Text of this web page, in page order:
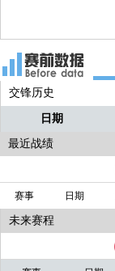
交锋历史
日期
最近战绩
赛事 日期
未来赛程